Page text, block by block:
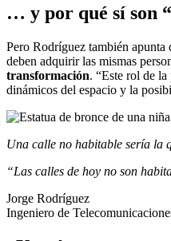
… y por qué sí son
Pero Rodríguez también apunta
deben adquirir las mismas
transformación. “Este rol de
dinámicos del espacio y la
Una calle no habitable sería la
“Las calles de hoy no son
Jorge Rodríguez
Ingeniero de